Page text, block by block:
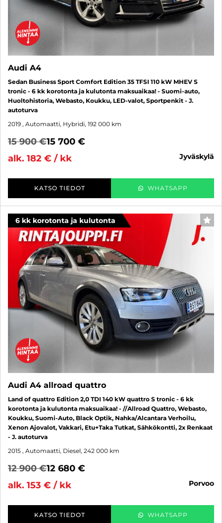
Audi A4
Sedan Business Sport Comfort Edition 35 TFSI 110 kW MHEV S
tronic - 6 kk korotonta ja kulutonta maksuaikaa! - Suomi-auto,
Huoltohistoria, Webasto, Koukku, LED-valot, Sportpenkit - J.
autoturva
2019 , Automaatti, Hybridi, 192 000 km
15 900 €15 700 €
alk. 182 € / kk
jyväskylä
KATSO TIEDOT WHATSAPP
6 kk korotonta ja kulutonta
Audi A4 allroad quattro
Land of quattro Edition 2,0 TDI 140 kW quattro S tronic - 6 kk
korotonta ja kulutonta maksuaikaa! - //Allroad Quattro, Webasto,
Koukku, Suomi-Auto, Black Optik, Nahka/Alcantara Verhoilu,
Xenon Ajovalot, Vakkari, Etu+Taka Tutkat, Sähkökontti, 2x Renkaat
- J. autoturva
2015 , Automaatti, Diesel, 242 000 km
12 900 €12 680 €
alk. 153 € / kk
porvoo
KATSO TIEDOT WHATSAPP